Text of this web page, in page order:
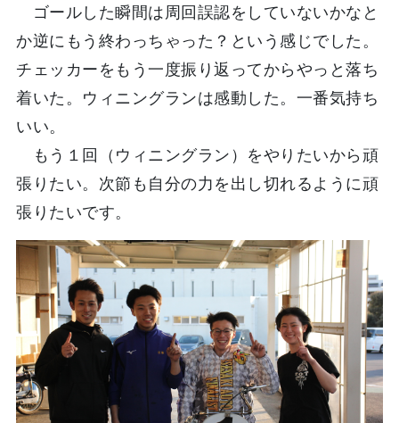
ゴールした瞬間は周回誤認をしていないかなと
か逆にもう終わっちゃった？という感じでした。
チェッカーをもう一度振り返ってからやっと落ち
着いた。ウィニングランは感動した。一番気持ち
いい。
もう１回（ウィニングラン）をやりたいから頑
張りたい。次節も自分の力を出し切れるように頑
張りたいです。